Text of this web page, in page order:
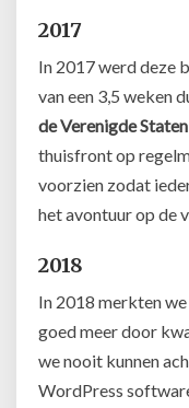
2017
In 2017 werd deze
van een 3,5 weken
de Verenigde Staten
thuisfront op
voorzien zodat
het avontuur op de
2018
In 2018 merkten
goed meer door
we nooit kunnen
WordPress